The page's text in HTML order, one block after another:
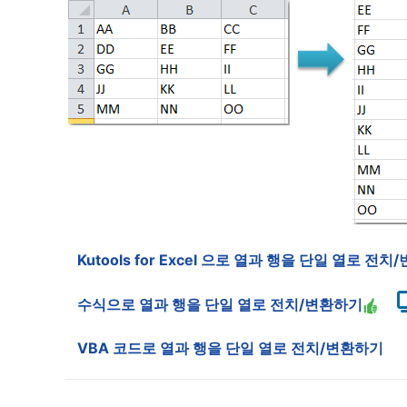
Kutools for Excel 으로 열과 행을 단일 열로 전치/
수식으로 열과 행을 단일 열로 전치/변환하기
VBA 코드로 열과 행을 단일 열로 전치/변환하기